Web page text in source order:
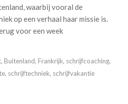
waarbij vooral de
op een verhaal haar missie is.
voor een week
, Buitenland, Frankrijk, schrijfcoaching,
, schrijftechniek, schrijfvakantie